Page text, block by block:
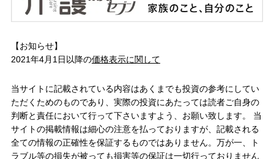
【お知らせ】
2021年4月1日以降の価格表示に関して
当サイトに記載されている内容はあくまでも投資の参考にしてい
ただくためのものであり、実際の投資にあたっては読者ご自身の
判断と責任において行って下さいますよう、お願い致します。 当
サイトの掲載情報は細心の注意を払っておりますが、記載される
全ての情報の正確性を保証するものではありません。万が一、ト
ラブル等の損失が被っても損害等の保証は一切行っておりません